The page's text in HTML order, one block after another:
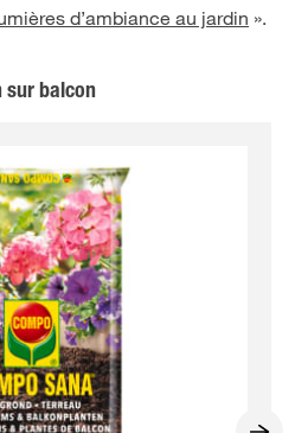
d’ambiance au jardin ».
sur balcon